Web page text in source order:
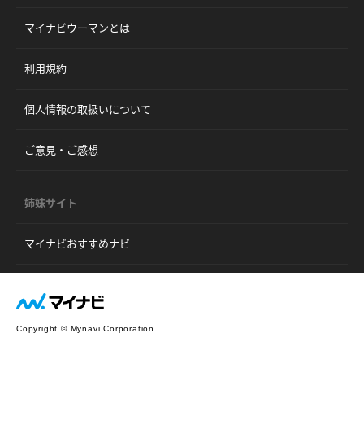
マイナビウーマンとは
利用規約
個人情報の取扱いについて
ご意見・ご感想
姉妹サイト
マイナビおすすめナビ
Copyright © Mynavi Corporation